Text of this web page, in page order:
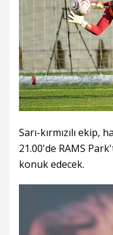
Sarı-kırmızılı ekip,
21.00'de RAMS
konuk edecek.